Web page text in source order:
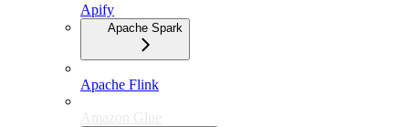
Apify
Apache Spark
Apache Flink
Amazon Glue